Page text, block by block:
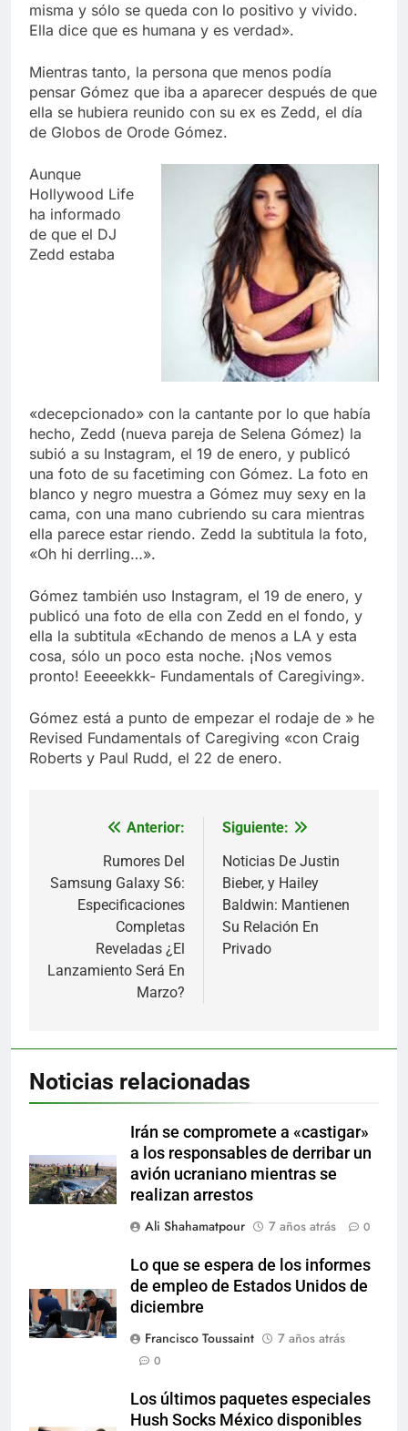
misma y sólo se queda con lo positivo y vivido.
Ella dice que es humana y es verdad».
Mientras tanto, la persona que menos podía
pensar Gómez que iba a aparecer después de que
ella se hubiera reunido con su ex es Zedd, el día
de Globos de Orode Gómez.
Aunque
Hollywood Life
ha informado
de que el DJ
Zedd estaba
«decepcionado» con la cantante por lo que había
hecho, Zedd (nueva pareja de Selena Gómez) la
subió a su Instagram, el 19 de enero, y publicó
una foto de su facetiming con Gómez. La foto en
blanco y negro muestra a Gómez muy sexy en la
cama, con una mano cubriendo su cara mientras
ella parece estar riendo. Zedd la subtitula la foto,
«Oh hi derrling…».
Gómez también uso Instagram, el 19 de enero, y
publicó una foto de ella con Zedd en el fondo, y
ella la subtitula «Echando de menos a LA y esta
cosa, sólo un poco esta noche. ¡Nos vemos
pronto! Eeeeekkk- Fundamentals of Caregiving».
Gómez está a punto de empezar el rodaje de » he
Revised Fundamentals of Caregiving «con Craig
Roberts y Paul Rudd, el 22 de enero.
Navegación
entradas
Anterior:
Rumores Del
Samsung Galaxy S6:
Especificaciones
Completas
Reveladas ¿El
Lanzamiento Será En
Marzo?
Siguiente:
Noticias De Justin
Bieber, y Hailey
Baldwin: Mantienen
Su Relación En
Privado
Noticias relacionadas
Irán se compromete a «castigar»
a los responsables de derribar un
avión ucraniano mientras se
realizan arrestos
Ali Shahamatpour
7 años atrás 0
Lo que se espera de los informes
de empleo de Estados Unidos de
diciembre
Francisco Toussaint
7 años atrás
0
Los últimos paquetes especiales
Hush Socks México disponibles